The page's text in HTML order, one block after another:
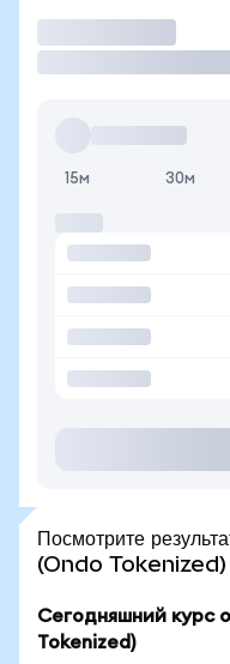
15м 30м
Посмотрите
(Ondo Tokenized)
Сегодняшний курс
Tokenized)